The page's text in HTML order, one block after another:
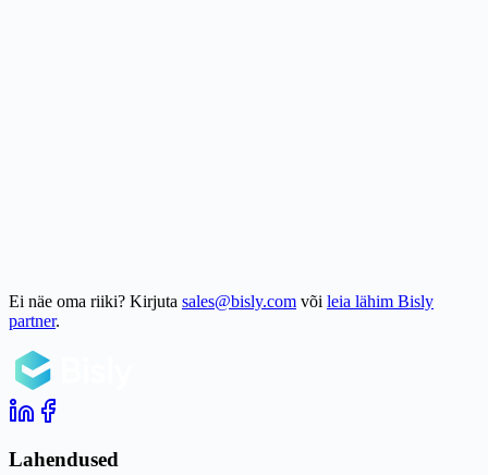
Ei näe oma riiki? Kirjuta sales@bisly.com või leia lähim Bisly
partner.
Lahendused